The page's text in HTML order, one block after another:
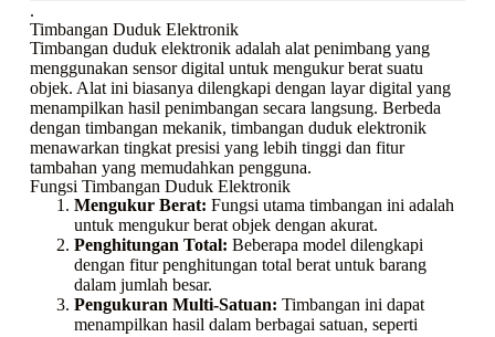
.
Timbangan Duduk Elektronik
Timbangan duduk elektronik adalah alat penimbang yang
menggunakan sensor digital untuk mengukur berat suatu
objek. Alat ini biasanya dilengkapi dengan layar digital yang
menampilkan hasil penimbangan secara langsung. Berbeda
dengan timbangan mekanik, timbangan duduk elektronik
menawarkan tingkat presisi yang lebih tinggi dan fitur
tambahan yang memudahkan pengguna.
Fungsi Timbangan Duduk Elektronik
Mengukur Berat: Fungsi utama timbangan ini adalah
untuk mengukur berat objek dengan akurat.
Penghitungan Total: Beberapa model dilengkapi
dengan fitur penghitungan total berat untuk barang
dalam jumlah besar.
Pengukuran Multi-Satuan: Timbangan ini dapat
menampilkan hasil dalam berbagai satuan, seperti